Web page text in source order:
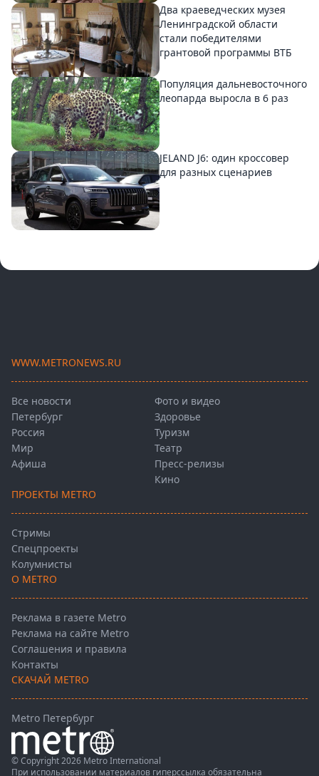
Два краеведческих музея
Ленинградской области
стали победителями
грантовой программы ВТБ
Популяция дальневосточного
леопарда выросла в 6 раз
JELAND J6: один кроссовер
для разных сценариев
WWW.METRONEWS.RU
Все новости
Петербург
Россия
Мир
Афиша
Фото и видео
Здоровье
Туризм
Театр
Пресс-релизы
Кино
ПРОЕКТЫ METRO
Стримы
Спецпроекты
Колумнисты
О METRO
Реклама в газете Metro
Реклама на сайте Metro
Соглашения и правила
Контакты
СКАЧАЙ METRO
Metro Петербург
© Copyright 2026 Metro International
При использовании материалов гиперссылка обязательна